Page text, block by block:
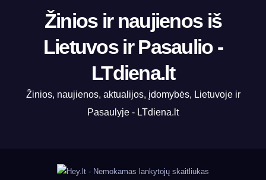
Žinios ir naujienos iš
Lietuvos ir Pasaulio -
LTdiena.lt
Žinios, naujienos, aktualijos, įdomybės, Lietuvoje ir
Pasaulyje - LTdiena.lt